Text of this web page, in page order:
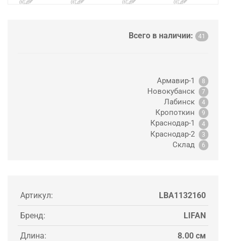
Всего в наличии: 41
Армавир-1 8
Новокубанск 7
Лабинск 4
Кропоткин 9
Краснодар-1 4
Краснодар-2 3
Склад 6
Артикул: LBA1132160
Бренд: LIFAN
Длина: 8.00 см